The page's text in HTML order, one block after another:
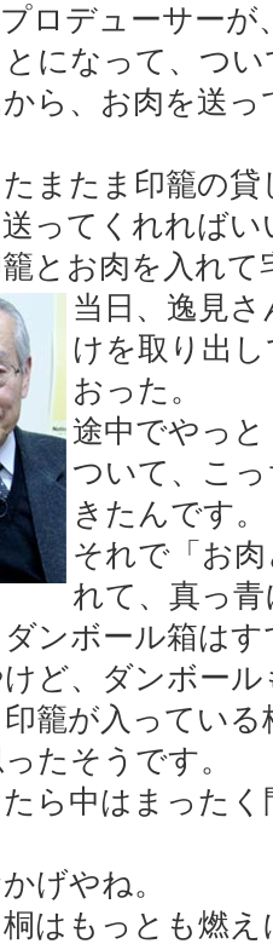
ロデューサー
になって、つ
ら、お肉を送
またま印籠の
ってくれれば
とお肉を入れ
当日、逸見
けを取り出
おった。
途中でやっ
ついて、こ
きたんです。
それで「お
れて、真っ
ンボール箱は
ど、ダンボー
籠が入ってい
たそうです。
ら中はまった
げやね。
はもっとも燃